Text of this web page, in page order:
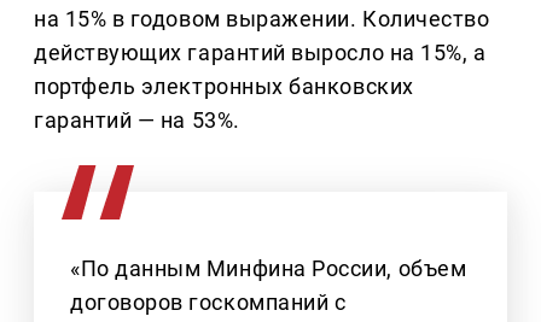
на 15% в годовом выражении. Количество
действующих гарантий выросло на 15%, а
портфель электронных банковских
гарантий — на 53%.
«По данным Минфина России, объем
договоров госкомпаний с